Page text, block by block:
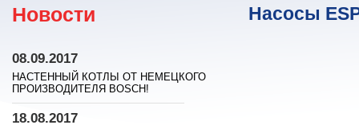
Новости
08.09.2017
НАСТЕННЫЙ КОТЛЫ ОТ НЕМЕЦКОГО
ПРОИЗВОДИТЕЛЯ BOSСH!
18.08.2017
Насосы